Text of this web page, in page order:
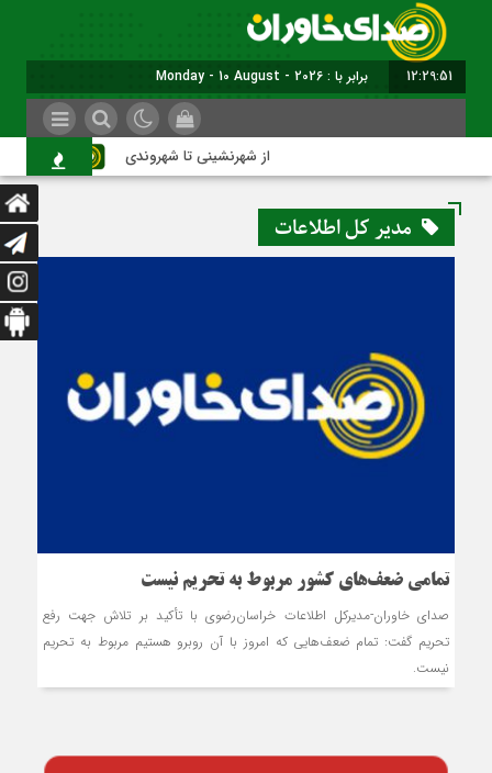
12:29:51 برابر با : Monday - 10 August - 2026
از شهرنشینی تا شهروندی
مدیر کل اطلاعات
تمامی ضعف‌های کشور مربوط به تحریم نیست
صدای خاوران-مدیرکل اطلاعات خراسان‌رضوی با تأکید بر تلاش جهت رفع
تحریم گفت: تمام ضعف‌هایی که امروز با آن روبرو هستیم مربوط به تحریم
نیست.